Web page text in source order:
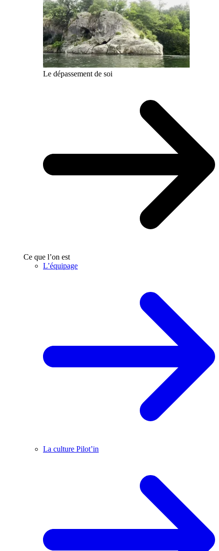
Le dépassement de soi
Ce que l’on est
L’équipage
La culture Pilot’in